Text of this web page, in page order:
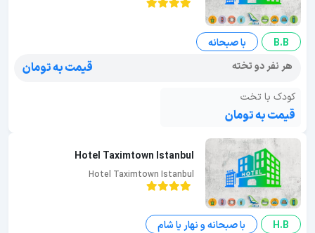
B.B
با صبحانه
هر نفر دو تخته
قیمت به تومان
کودک با تخت
قیمت به تومان
Hotel Taximtown Istanbul
Hotel Taximtown Istanbul
H.B
با صبحانه و نهار یا شام